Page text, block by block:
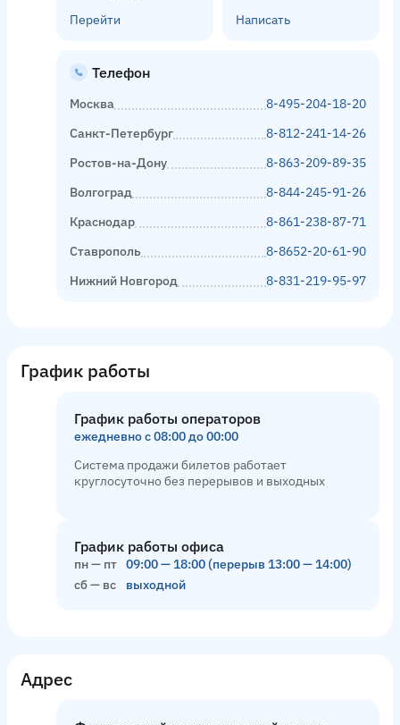
Перейти
Написать
Телефон
Москва
8-495-204-18-20
Санкт-Петербург
8-812-241-14-26
Ростов-на-Дону
8-863-209-89-35
Волгоград
8-844-245-91-26
Краснодар
8-861-238-87-71
Ставрополь
8-8652-20-61-90
Нижний Новгород
8-831-219-95-97
График работы
График работы операторов
ежедневно с 08:00 до 00:00
Система продажи билетов работает
круглосуточно без перерывов и выходных
График работы офиса
пн — пт 09:00— 18:00(перерыв 13:00— 14:00)
сб — вс
выходной
Адрес